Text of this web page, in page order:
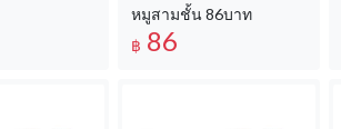
หมูสามชั้น 86บาท
฿ 86